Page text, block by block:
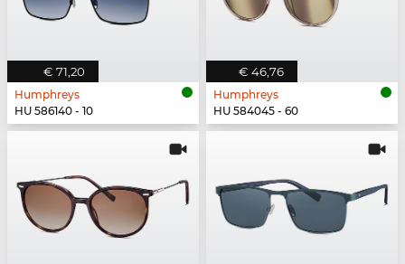
€ 71,20
Humphreys
HU 586140 - 10
€ 46,76
Humphreys
HU 584045 - 60